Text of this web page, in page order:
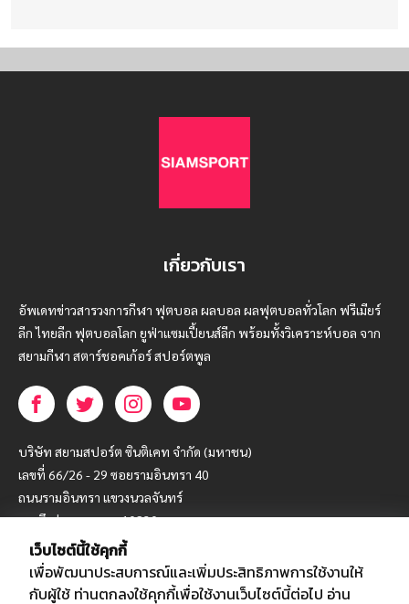
เกี่ยวกับเรา
อัพเดทข่าวสารวงการกีฬา ฟุตบอล ผลบอล ผลฟุตบอลทั่วโลก ฟรีเมียร์
ลีก ไทยลีก ฟุตบอลโลก ยูฟ่าแซมเปี้ยนส์ลีก พร้อมทั้งวิเคราะห์บอล จาก
สยามกีฬา สตาร์ชอคเก้อร์ สปอร์ตพูล
บริษัท สยามสปอร์ต ซินติเคท จำกัด (มหาชน)
เลขที่ 66/26 - 29 ซอยรามอินทรา 40
ถนนรามอินทรา แขวงนวลจันทร์
เขตบึงกุ่ม กรุงเทพฯ 10230
โทร : 02-5088-000
อีเมล์ : webmaster@siamsport.co.th
เว็บไซต์นี้ใช้คุกกี้
เพื่อพัฒนาประสบการณ์และเพิ่มประสิทธิภาพการใช้งานให้
กับผู้ใช้ ท่านตกลงใช้คุกกี้เพื่อใช้งานเว็บไซต์นี้ต่อไป อ่าน